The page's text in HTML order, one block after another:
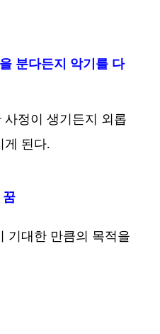
분다든지 악기를 다
정이 생기든지 외롭
게 된다.
기대한 만큼의 목적을